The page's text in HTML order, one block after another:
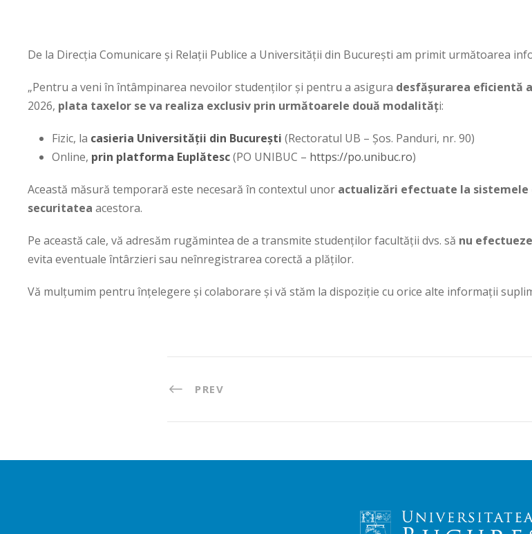
De la Direcția Comunicare și Relații Publice a Universității din București am primit următoarea
„Pentru a veni în întâmpinarea nevoilor studenților și pentru a asigura desfășurarea eficientă
2026, plata taxelor se va realiza exclusiv prin următoarele două modalități:
Fizic, la casieria Universității din București (Rectoratul UB – Șos. Panduri, nr. 90)
Online, prin platforma Euplătesc(PO UNIBUC – https://po.unibuc.ro)
Această măsură temporară este necesară în contextul unor actualizări efectuate la sistemele
securitatea acestora.
Pe această cale, vă adresăm rugămintea de a transmite studenților facultății dvs. să nu
evita eventuale întârzieri sau neînregistrarea corectă a plăților.
Vă mulțumim pentru înțelegere și colaborare și vă stăm la dispoziție cu orice alte informații
PREV